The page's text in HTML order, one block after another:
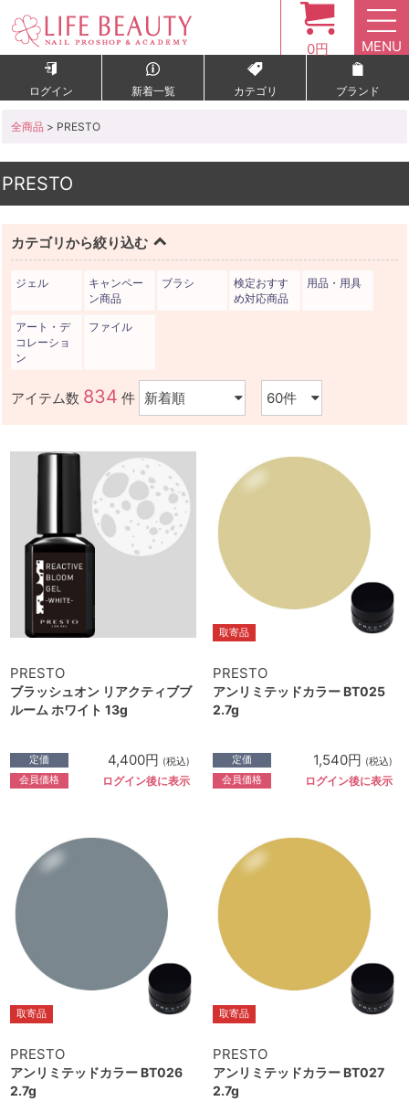
0円 MENU
ログイン 新着一覧 カテゴリ ブランド
全商品 > PRESTO
PRESTO
カテゴリから絞り込む
ジェル
キャンペー
ン商品
ブラシ
検定おすす
め対応商品
用品・用具
アート・デ
コレーショ
ン
ファイル
アイテム数 834 件
PRESTO
ブラッシュオン リアクティブブ
ルーム ホワイト 13g
定価 4,400円 (税込)
会員価格 ログイン後に表示
取寄品
PRESTO
アンリミテッドカラー BT025
2.7g
定価 1,540円 (税込)
会員価格 ログイン後に表示
取寄品
PRESTO
アンリミテッドカラー BT026
2.7g
取寄品
PRESTO
アンリミテッドカラー BT027
2.7g